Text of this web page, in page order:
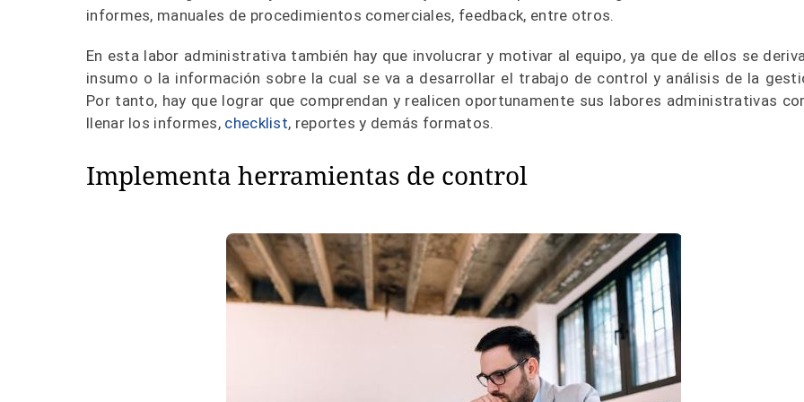
informes, manuales de procedimientos comerciales, feedback, entre otros.
En esta labor administrativa también hay que involucrar y motivar al equipo, ya que de ellos se
insumo o la información sobre la cual se va a desarrollar el trabajo de control y análisis de la
Por tanto, hay que lograr que comprendan y realicen oportunamente sus labores administrativas
llenar los informes, checklist, reportes y demás formatos.
Implementa herramientas de control